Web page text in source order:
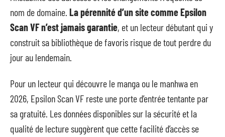
nom de domaine. La pérennité d’un site comme Epsilon
Scan VF n’est jamais garantie, et un lecteur débutant qui y
construit sa bibliothèque de favoris risque de tout perdre du
jour au lendemain.
Pour un lecteur qui découvre le manga ou le manhwa en
2026, Epsilon Scan VF reste une porte d’entrée tentante par
sa gratuité. Les données disponibles sur la sécurité et la
qualité de lecture suggèrent que cette facilité d’accès se